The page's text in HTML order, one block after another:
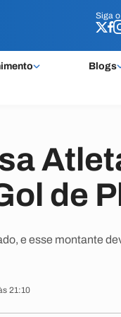
Siga o
Blogs
Siga o
de
e esse montante
21:10